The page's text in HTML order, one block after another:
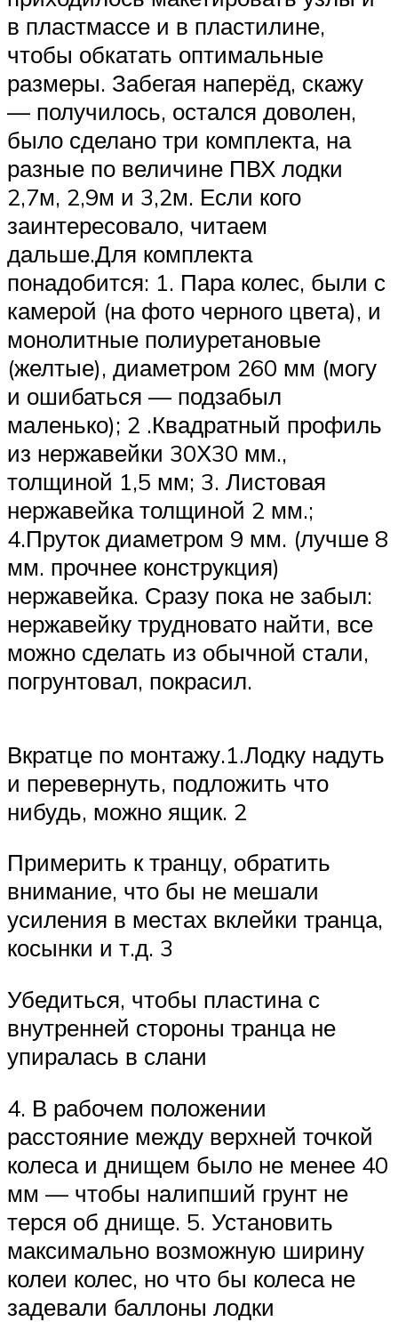
в пластмассе и в пластилине,
чтобы обкатать оптимальные
размеры. Забегая наперёд, скажу
— получилось, остался доволен,
было сделано три комплекта, на
разные по величине ПВХ лодки
2,7м, 2,9м и 3,2м. Если кого
заинтересовало, читаем
дальше.Для комплекта
понадобится: 1. Пара колес, были с
камерой (на фото черного цвета), и
монолитные полиуретановые
(желтые), диаметром 260 мм (могу
и ошибаться — подзабыл
маленько); 2 .Квадратный профиль
из нержавейки 30Х30 мм.,
толщиной 1,5 мм; 3. Листовая
нержавейка толщиной 2 мм.;
4.Пруток диаметром 9 мм. (лучше 8
мм. прочнее конструкция)
нержавейка. Сразу пока не забыл:
нержавейку трудновато найти, все
можно сделать из обычной стали,
погрунтовал, покрасил.
Вкратце по монтажу.1.Лодку надуть
и перевернуть, подложить что
нибудь, можно ящик. 2
Примерить к транцу, обратить
внимание, что бы не мешали
усиления в местах вклейки транца,
косынки и т.д. 3
Убедиться, чтобы пластина с
внутренней стороны транца не
упиралась в слани
4. В рабочем положении
расстояние между верхней точкой
колеса и днищем было не менее 40
мм — чтобы налипший грунт не
терся об днище. 5. Установить
максимально возможную ширину
колеи колес, но что бы колеса не
задевали баллоны лодки